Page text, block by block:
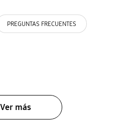
PREGUNTAS FRECUENTES
Ver más